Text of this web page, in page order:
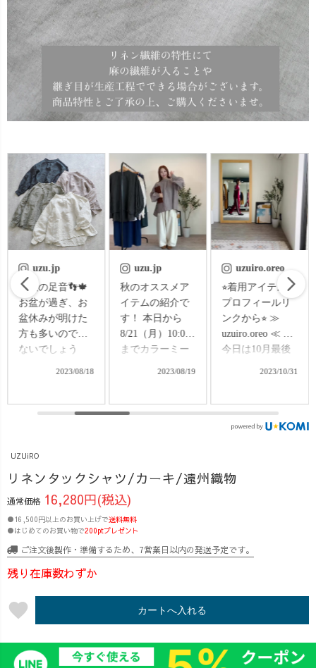
uzu.jp
秋のオススメア
イテムの紹介で
す！ 本日から
8/21（月）10:00
までカラーミー
この機会に気に
買い求めくださ
い♪ 紹介アイテ
----------- ・リネ
ンタックシャツ
・バルーンパン
ツ ・ジャンパー
スカート ・ノー
カラープルオー
バーシャツ ・一
本刺し子サルエ
たりガーゼロンT
・3重格子ガーゼ
2023/08/19
uzuiro.oreo
⭐︎着用アイテムは
プロフィールリ
ンクから⭐︎ ≫
uzuiro.oreo ≪
今日は10月最後
さが、まだ残る
で、今のうちに
冬ごもりの準備
進めてます😎🔥
【着用アイテ
ム】 ・リネンタ
#大人シンプルコ
ーデ #秋コー
デ #きれいめカ
ジュアル #細見
2023/10/31
uzu.jp
「ふらっと買い
物に出かけたん
だけど、今の時
期って、買い物
行っても何買っ
ね。」 今日の勤
務中、そんな会
『その気持ち、
ラ見えしてる
こからもっと寒
と春の絶妙な時
期だからこそ、
2024/01/09
UZUiRO
リネンタックシャツ/カーキ/遠州織物
通常価格 16,280円(税込)
●16,500円以上のお買い上げで送料無料
●はじめてのお買い物で200ptプレゼント
ご注文後製作・準備するため、7営業日以内の発送予定です。
残り在庫数わずか
favorite カートへ入れる